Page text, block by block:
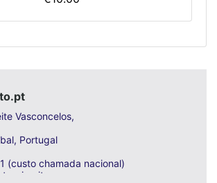
Vasconcelos,
Portugal
(custo chamada nacional)
circuito.com